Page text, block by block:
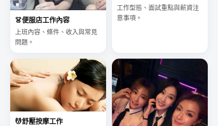
👗便服店工作內容
上班內容、條件、收入與常見
問題。
工作型態、面試重點與薪資注
意事項。
💆舒壓按摩工作